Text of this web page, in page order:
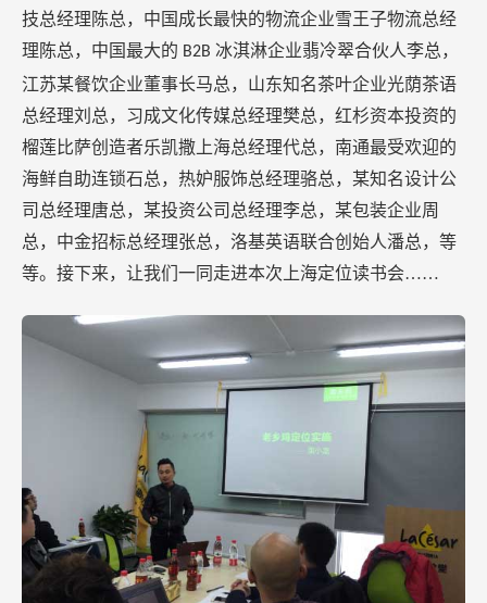
技总经理陈总，中国成长最快的物流企业雪王子物流总经
理陈总，中国最大的 B2B 冰淇淋企业翡冷翠合伙人李总，
江苏某餐饮企业董事长马总，山东知名茶叶企业光荫茶语
总经理刘总，习成文化传媒总经理樊总，红杉资本投资的
榴莲比萨创造者乐凯撒上海总经理代总，南通最受欢迎的
海鲜自助连锁石总，热妒服饰总经理骆总，某知名设计公
司总经理唐总，某投资公司总经理李总，某包装企业周
总，中金招标总经理张总，洛基英语联合创始人潘总，等
等。接下来，让我们一同走进本次上海定位读书会……